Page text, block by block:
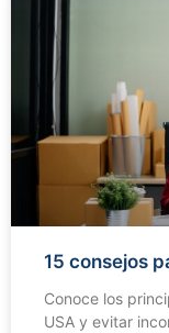
15 consejos
Conoce los
USA y evitar